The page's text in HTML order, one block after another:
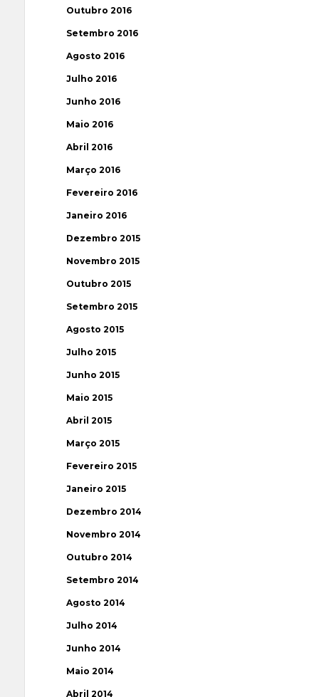
Outubro 2016
Setembro 2016
Agosto 2016
Julho 2016
Junho 2016
Maio 2016
Abril 2016
Março 2016
Fevereiro 2016
Janeiro 2016
Dezembro 2015
Novembro 2015
Outubro 2015
Setembro 2015
Agosto 2015
Julho 2015
Junho 2015
Maio 2015
Abril 2015
Março 2015
Fevereiro 2015
Janeiro 2015
Dezembro 2014
Novembro 2014
Outubro 2014
Setembro 2014
Agosto 2014
Julho 2014
Junho 2014
Maio 2014
Abril 2014